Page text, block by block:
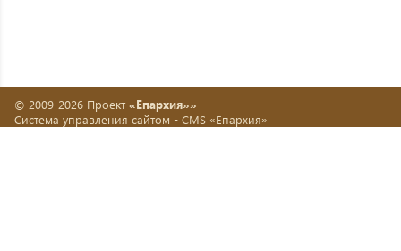
© 2009-2026 Проект «Епархия»»
Система управления сайтом - CMS «Епархия»